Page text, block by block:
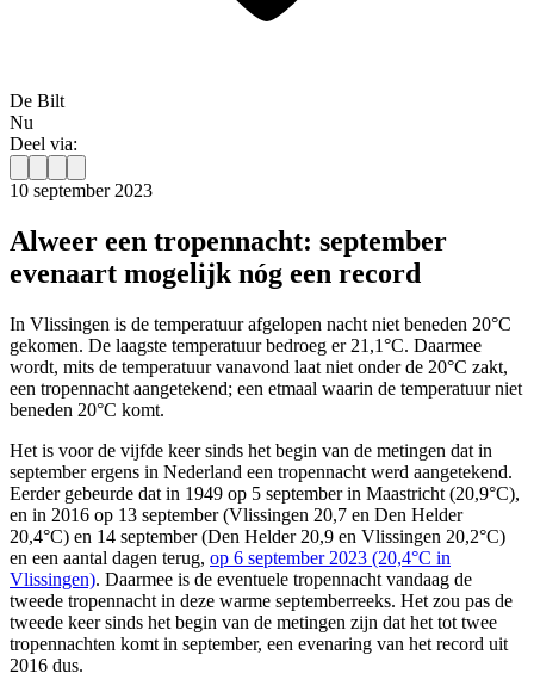
De Bilt
Nu
Deel via:
10 september 2023
Alweer een tropennacht: september
evenaart mogelijk nóg een record
In Vlissingen is de temperatuur afgelopen nacht niet beneden 20°C
gekomen. De laagste temperatuur bedroeg er 21,1°C. Daarmee
wordt, mits de temperatuur vanavond laat niet onder de 20°C zakt,
een tropennacht aangetekend; een etmaal waarin de temperatuur niet
beneden 20°C komt.
Het is voor de vijfde keer sinds het begin van de metingen dat in
september ergens in Nederland een tropennacht werd aangetekend.
Eerder gebeurde dat in 1949 op 5 september in Maastricht (20,9°C),
en in 2016 op 13 september (Vlissingen 20,7 en Den Helder
20,4°C) en 14 september (Den Helder 20,9 en Vlissingen 20,2°C)
en een aantal dagen terug, op 6 september 2023 (20,4°C in
Vlissingen). Daarmee is de eventuele tropennacht vandaag de
tweede tropennacht in deze warme septemberreeks. Het zou pas de
tweede keer sinds het begin van de metingen zijn dat het tot twee
tropennachten komt in september, een evenaring van het record uit
2016 dus.